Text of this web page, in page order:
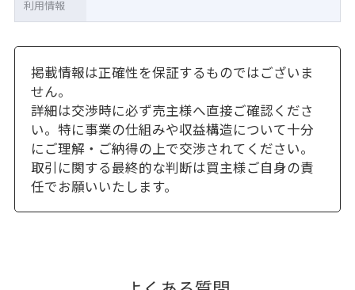
利用情報
掲載情報は正確性を保証するものではございま
せん。
詳細は交渉時に必ず売主様へ直接ご確認くださ
い。特に事業の仕組みや収益構造について十分
にご理解・ご納得の上で交渉されてください。
取引に関する最終的な判断は買主様ご自身の責
任でお願いいたします。